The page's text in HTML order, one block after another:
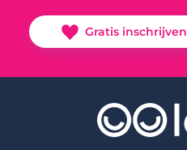
Gratis inschrijven